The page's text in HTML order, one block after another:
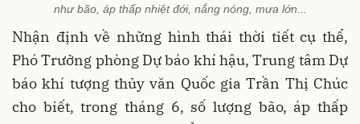
như bão, áp thấp nhiệt đới, nắng nóng, mưa lớn...
Nhận định về những hình thái thời tiết cụ thể,
Phó Trưởng phòng Dự báo khí hậu, Trung tâm Dự
báo khí tượng thủy văn Quốc gia Trần Thị Chúc
cho biết, trong tháng 6, số lượng bão, áp thấp